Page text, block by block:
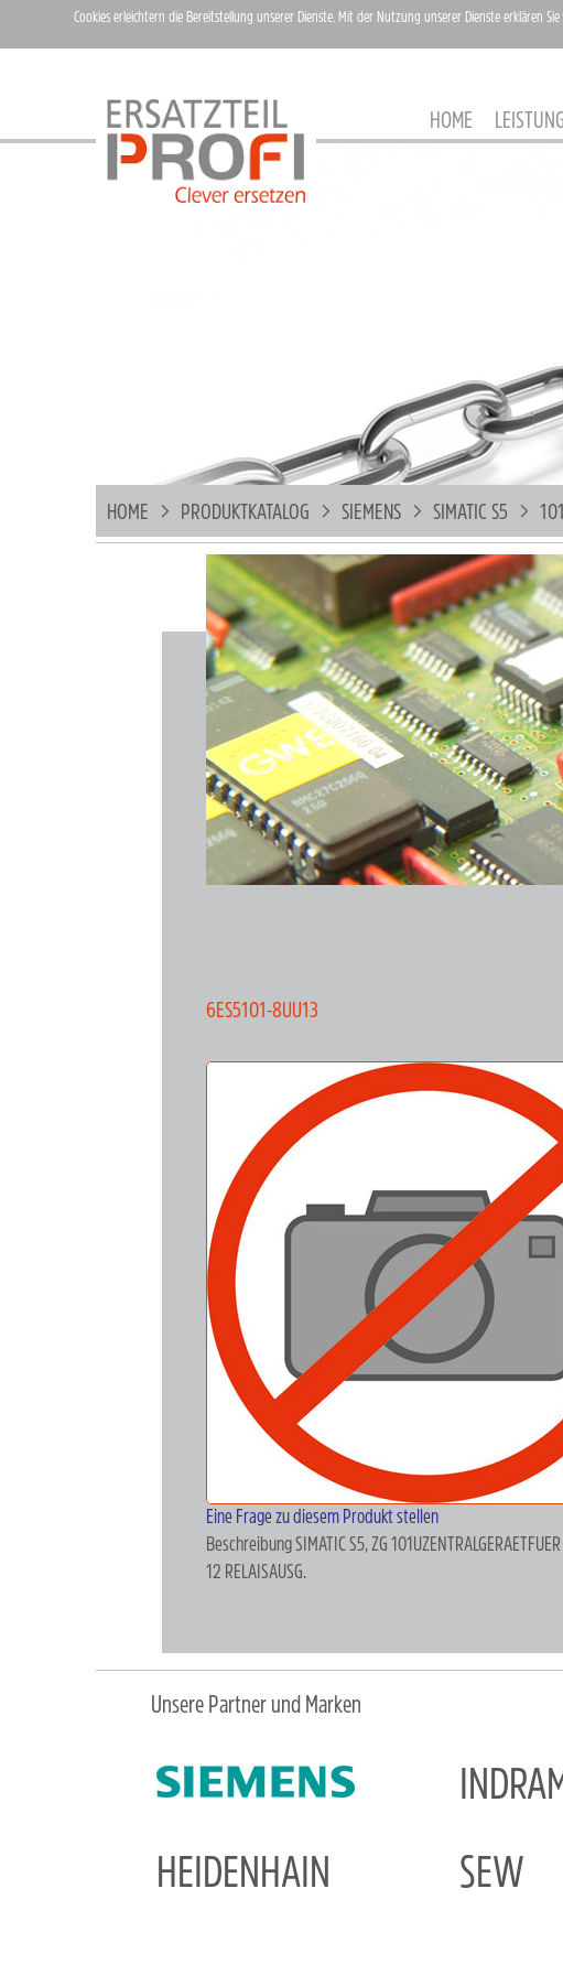
HOME
HOME PRODUKTKATALOG SIEMENS SIMATIC S5
6ES5101-8UU13
Eine Frage zu diesem Produkt stellen
BeschreibungSIMATIC S5, ZG
12 RELAISAUSG.
Unsere Partner und Marken
HEIDENHAIN
SEW
Cookies erleichtern die Bereitstellung unserer Dienste. Mit der Nutzung unserer Dienste erklären